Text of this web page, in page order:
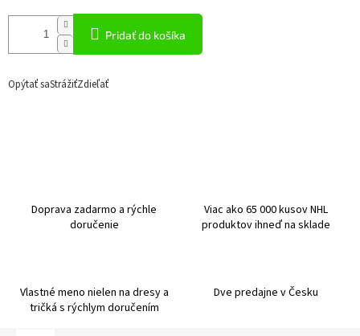
Pridať do košíka
Opýtať saStrážiťZdieľať
Doprava zadarmo a rýchle
doručenie
Viac ako 65 000 kusov NHL
produktov ihneď na sklade
Vlastné meno nielen na dresy a
tričká s rýchlym doručením
Dve predajne v Česku